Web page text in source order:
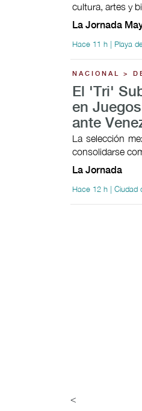
cultura, artes y
La Jornada
Hace 11 h | Playa
NACIONAL >
El 'Tri'
en
ante
La selección
consolidarse
La Jornada
Hace 12 h | Ciudad
<